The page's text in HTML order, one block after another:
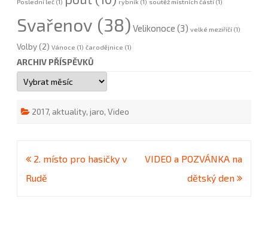
Svařenov (38) Velikonoce (3) velké meziříčí (1)
Volby (2) Vánoce (1) čarodějnice (1)
ARCHIV PŘÍSPĚVKŮ
Archiv
příspěvků
2017, aktuality, jaro, Video
Navigace
pro
2. místo pro hasičky v
Rudě
VIDEO a POZVÁNKA na
dětský den